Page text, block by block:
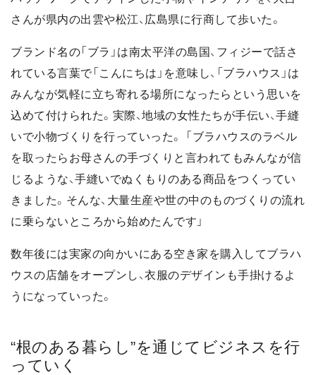
さんが県内の出雲や松江、広島県に行商して歩いた。
ブランド名の「ブラ」は南太平洋の島国、フィジーで話さ
れている言葉で「こんにちは」を意味し、「ブラハウス」は
みんなが気軽に立ち寄れる場所になったらという思いを
込めて付けられた。実際、地域の女性たちが手伝い、手縫
いで小物づくりを行っていった。 「ブラハウスのラベル
を取ったらお母さんの手づくりと言われてもみんなが信
じるような、手縫いでぬくもりのある商品をつくってい
きました。そんな、大量生産や世の中のものづくりの流れ
に乗らないところから始めたんです」
数年後には実家の向かいにある空き家を購入してブラハ
ウスの店舗をオープンし、衣服のデザインも手掛けるよ
うになっていった。
“根のある暮らし”を通じてビジネスを行
っていく